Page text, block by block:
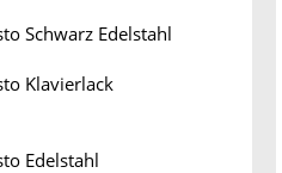
Schwarz Edelstahl
Klavierlack
Edelstahl